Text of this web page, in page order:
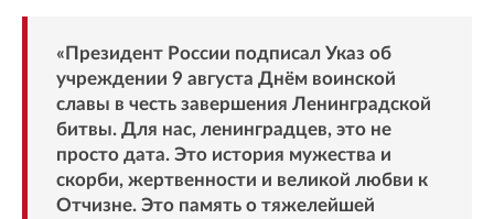
«Президент России подписал Указ об
учреждении 9 августа Днём воинской
славы в честь завершения Ленинградской
битвы. Для нас, ленинградцев, это не
просто дата. Это история мужества и
скорби, жертвенности и великой любви к
Отчизне. Это память о тяжелейшей